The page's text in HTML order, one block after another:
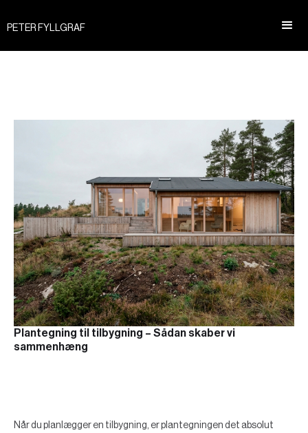
PETER FYLLGRAF
Plantegning til tilbygning – Sådan skaber vi
sammenhæng
Når du planlægger en tilbygning, er plantegningen det absolut